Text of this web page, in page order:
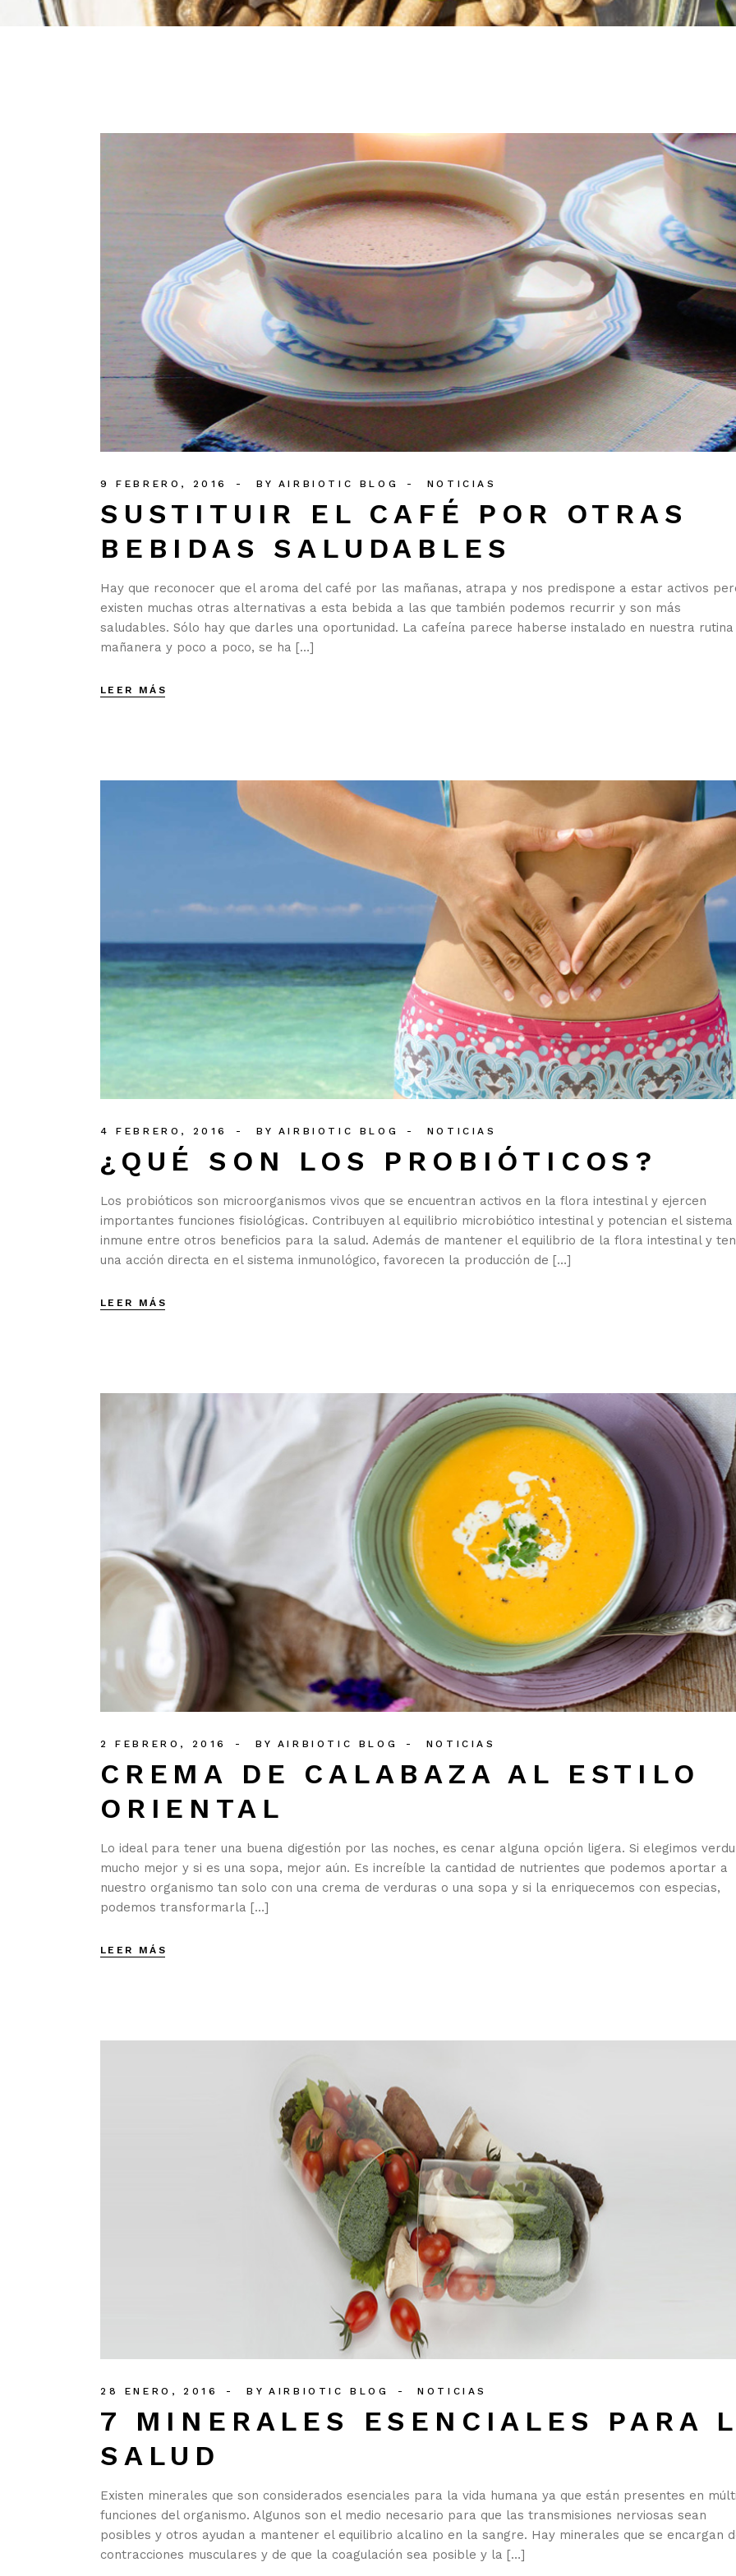
9 FEBRERO, 2016 BY AIRBIOTIC BLOG NOTICIAS
SUSTITUIR EL CAFÉ POR OTRAS
BEBIDAS SALUDABLES
Hay que reconocer que el aroma del café por las mañanas, atrapa y nos predispone a estar activos
existen muchas otras alternativas a esta bebida a las que también podemos recurrir y son más
saludables. Sólo hay que darles una oportunidad. La cafeína parece haberse instalado en nuestra rutina
mañanera y poco a poco, se ha […]
LEER MÁS
4 FEBRERO, 2016 BY AIRBIOTIC BLOG NOTICIAS
¿QUÉ SON LOS PROBIÓTICOS?
Los probióticos son microorganismos vivos que se encuentran activos en la flora intestinal y ejercen
importantes funciones fisiológicas. Contribuyen al equilibrio microbiótico intestinal y potencian el sistema
inmune entre otros beneficios para la salud. Además de mantener el equilibrio de la flora intestinal y
una acción directa en el sistema inmunológico, favorecen la producción de […]
LEER MÁS
2 FEBRERO, 2016 BY AIRBIOTIC BLOG NOTICIAS
CREMA DE CALABAZA AL ESTILO
ORIENTAL
Lo ideal para tener una buena digestión por las noches, es cenar alguna opción ligera. Si elegimos
mucho mejor y si es una sopa, mejor aún. Es increíble la cantidad de nutrientes que podemos aportar a
nuestro organismo tan solo con una crema de verduras o una sopa y si la enriquecemos con especias,
podemos transformarla […]
LEER MÁS
28 ENERO, 2016 BY AIRBIOTIC BLOG NOTICIAS
7 MINERALES ESENCIALES PARA
SALUD
Existen minerales que son considerados esenciales para la vida humana ya que están presentes en
funciones del organismo. Algunos son el medio necesario para que las transmisiones nerviosas sean
posibles y otros ayudan a mantener el equilibrio alcalino en la sangre. Hay minerales que se encargan
contracciones musculares y de que la coagulación sea posible y la […]